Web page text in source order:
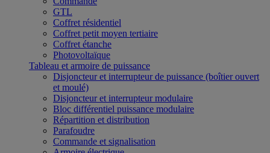
GTL
Coffret résidentiel
Coffret petit moyen tertiaire
Coffret étanche
Photovoltaïque
Tableau et armoire de puissance
Disjoncteur et interrupteur de puissance (boîtier ouvert
et moulé)
Disjoncteur et interrupteur modulaire
Bloc différentiel puissance modulaire
Répartition et distribution
Parafoudre
Commande et signalisation